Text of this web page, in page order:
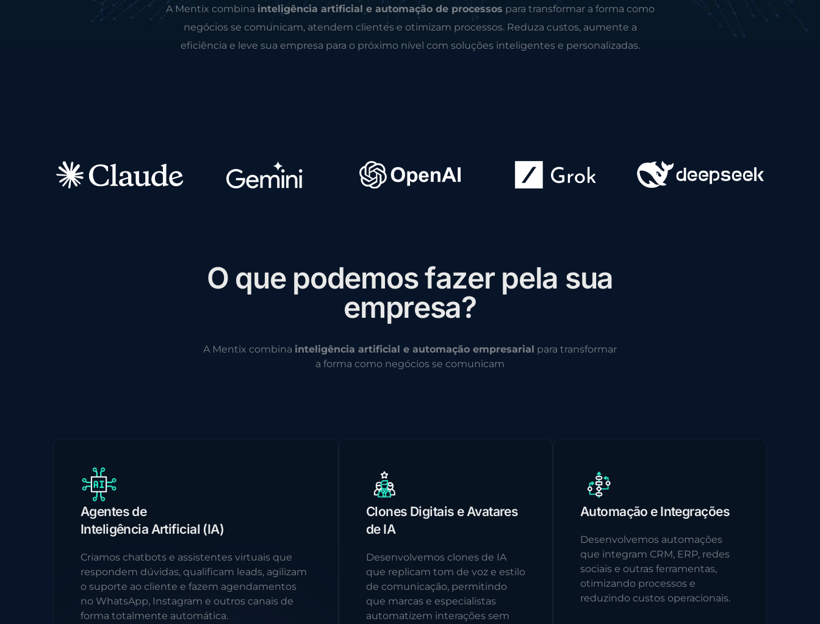
A Mentix combina inteligência artificial e automação de processos para transformar a forma como
negócios se comunicam, atendem clientes e otimizam processos. Reduza custos, aumente a
eficiência e leve sua empresa para o próximo nível com soluções inteligentes e personalizadas.
O que podemosfazer pela sua
empresa?
A Mentix combina inteligência artificial e automação empresarial para transformar
a forma como negócios se comunicam
Agentes de
Inteligência Artificial (IA)
Criamos chatbots e assistentes virtuais que
respondem dúvidas, qualificam leads, agilizam
o suporte ao cliente e fazem agendamentos
no WhatsApp, Instagram e outros canais de
forma totalmente automática.
Clones Digitais e Avatares
de IA
Desenvolvemos clones de IA
que replicam tom de voz e estilo
de comunicação, permitindo
que marcas e especialistas
automatizem interações sem
Automação e Integrações
Desenvolvemos automações
que integram CRM, ERP, redes
sociais e outras ferramentas,
otimizando processos e
reduzindo custos operacionais.